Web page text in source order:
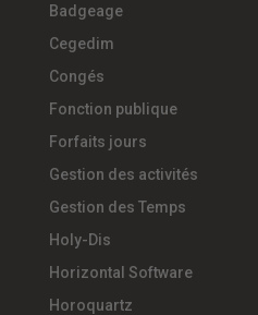
Badgeage
Cegedim
Congés
Fonction publique
Forfaits jours
Gestion des activités
Gestion des Temps
Holy-Dis
Horizontal Software
Horoquartz